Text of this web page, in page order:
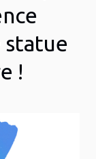
statue
!